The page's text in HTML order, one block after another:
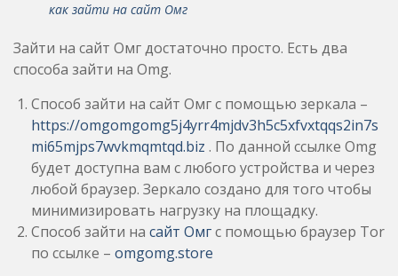
как зайти на сайт Омг
Зайти на сайт Омг достаточно просто. Есть два
способа зайти на Omg.
Способ зайти на сайт Омг с помощью зеркала –
https://omgomgomg5j4yrr4mjdv3h5c5xfvxtqqs2in7s
mi65mjps7wvkmqmtqd.biz . По данной ссылке Omg
будет доступна вам с любого устройства и через
любой браузер. Зеркало создано для того чтобы
минимизировать нагрузку на площадку.
Способ зайти на сайт Омгс помощью браузер Tor
по ссылке – omgomg.store